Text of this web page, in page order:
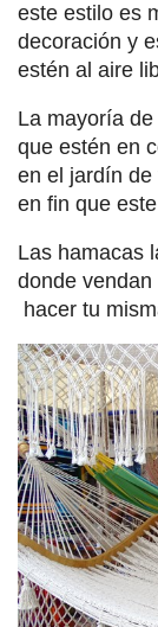
este estilo es
decoración y
estén al aire
La mayoría
que estén en
en el jardín
en fin que
Las hamacas
donde
hacer tu